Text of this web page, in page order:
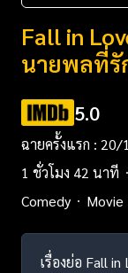
Fall in
นายพลที่รั
5.0
ฉายครั้งแรก :
1 ชั่วโมง 42 นาที
Comedy
Movie
เรื่องย่อ Fall